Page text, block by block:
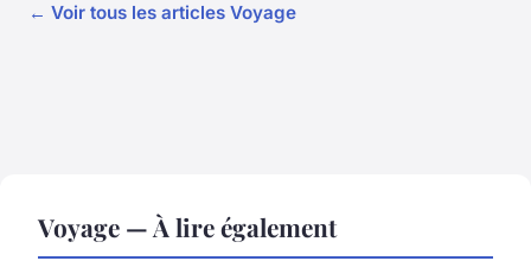
← Voir tous les articles Voyage
Voyage — À lire également